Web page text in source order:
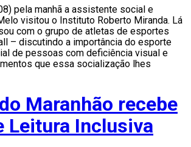
pela manhã a assistente social e
visitou o Instituto Roberto Miranda. Lá
com o grupo de atletas de esportes
– discutindo a importância do esporte
de pessoas com deficiência visual e
que essa socialização lhes
Maranhão recebe
Leitura Inclusiva